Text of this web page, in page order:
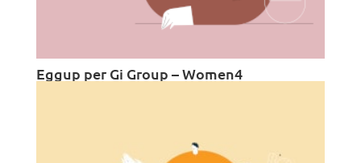
Eggup per Gi Group – Women4